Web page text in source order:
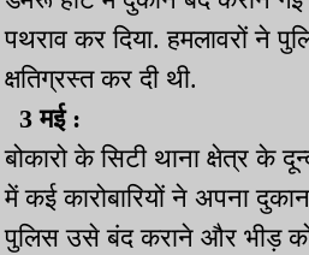
पथराव कर दिया. हमलावरों ने
क्षतिग्रस्त कर दी थी.
3 मई :
बोकारो के सिटी थाना क्षेत्र के
में कई कारोबारियों ने अपना
पुलिस उसे बंद कराने और भीड़